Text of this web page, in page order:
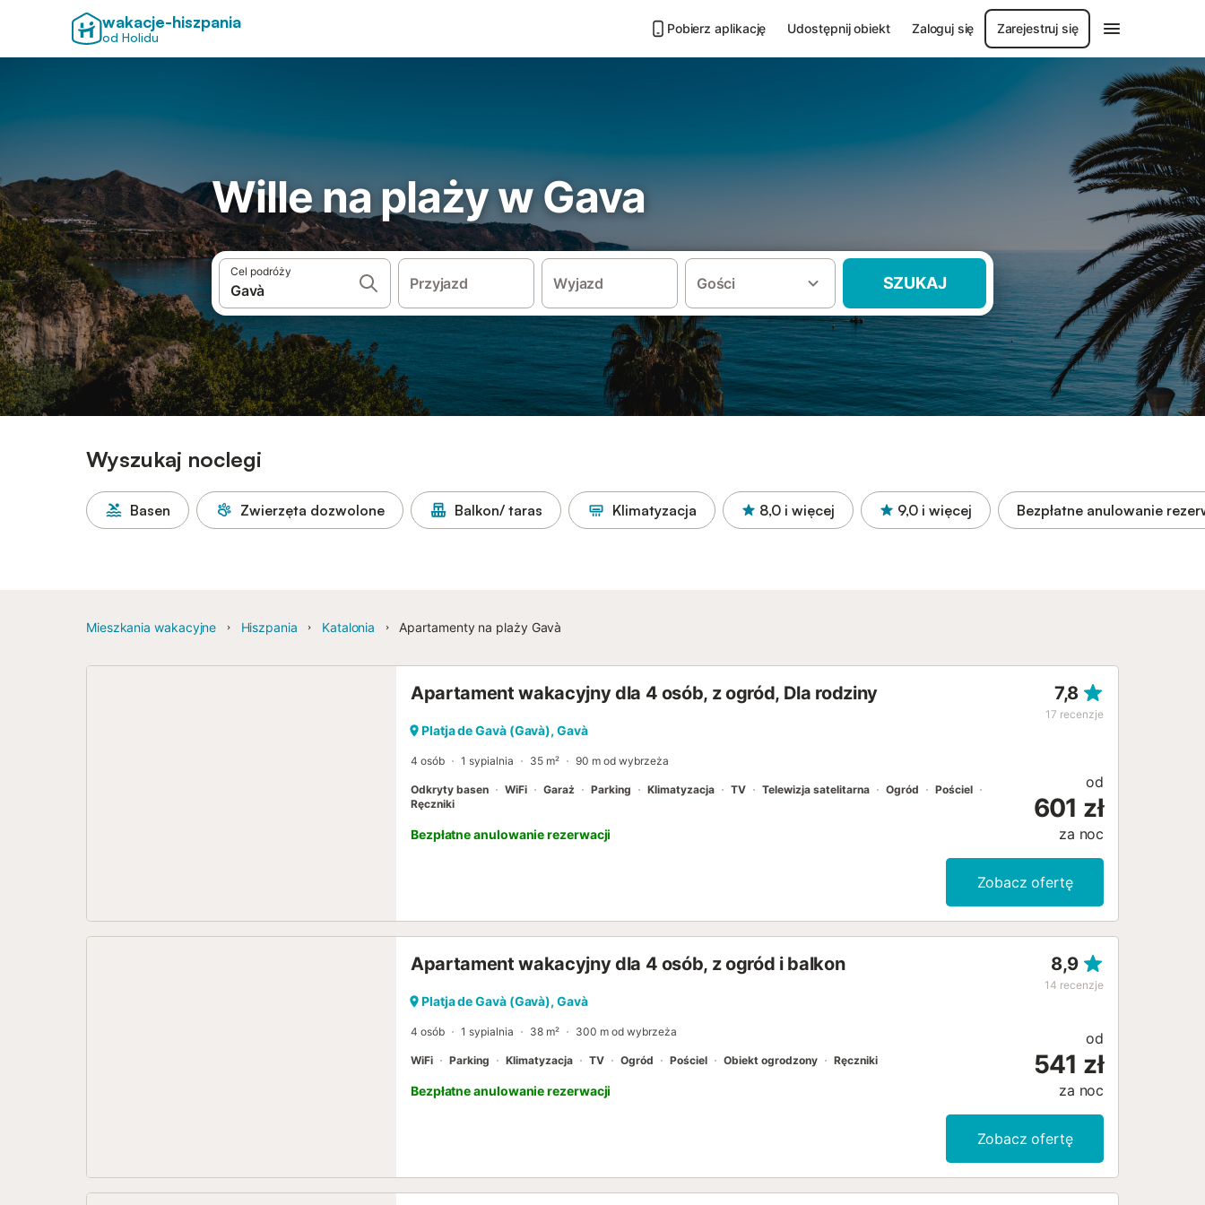
wakacje-hiszpania
od Holidu
Pobierz aplikację Udostępnij obiekt Zaloguj się Zarejestruj się
Wille na plaży w Gava
Cel podróży
Przyjazd Wyjazd Gości SZUKAJ
Wyszukaj noclegi
Basen Zwierzęta dozwolone Balkon/ taras Klimatyzacja 8,0 i więcej 9,0 i więcej Bezpłatne anulowanie
Mieszkania wakacyjne Hiszpania Katalonia Apartamenty na plaży Gavà
Apartament wakacyjny dla 4 osób, z ogród, Dla rodziny 7,8
17 recenzje
Platja de Gavà (Gavà), Gavà
4 osób 1 sypialnia 35 m² 90 m od wybrzeża
Odkryty basen WiFi Garaż Parking Klimatyzacja TV Telewizja satelitarna Ogród
Pościel
Ręczniki
Bezpłatne anulowanie rezerwacji
od
601 zł
za noc
Zobacz ofertę
Apartament wakacyjny dla 4 osób, z ogród i balkon 8,9
14 recenzje
Platja de Gavà (Gavà), Gavà
4 osób 1 sypialnia 38 m² 300 m od wybrzeża
WiFi Parking Klimatyzacja TV Ogród Pościel Obiekt ogrodzony Ręczniki
Bezpłatne anulowanie rezerwacji
od
541 zł
za noc
Zobacz ofertę